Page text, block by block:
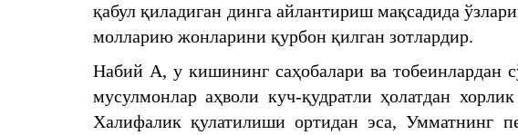
қабул қиладиган динга айлантириш мақсадида
молларию жонларини қурбон қилган зотлардир.
Набий A, у кишининг саҳобалари ва тобеинлардан
мусулмонлар аҳволи куч-қудратли ҳолатдан
Халифалик қулатилиши ортидан эса, Умматнинг